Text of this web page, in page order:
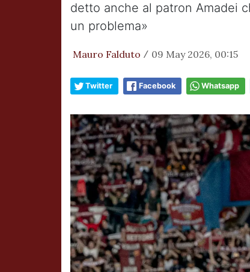
detto anche al patron Amadei
un problema»
Mauro Falduto / 09 May 2026, 00:15
Twitter Facebook Whatsapp